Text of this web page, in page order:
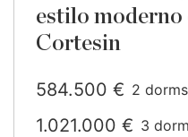
estilo moderno
Cortesin
584.500 € 2
1.021.000 € 3